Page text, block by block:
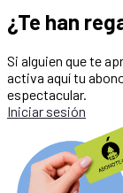
¿Te han
Si alguien que te
activa aquí tu
espectacular.
Iniciar sesión